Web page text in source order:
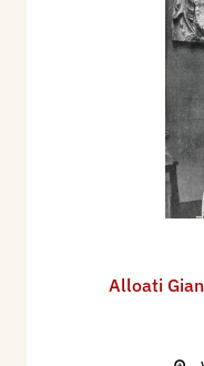
Alloati